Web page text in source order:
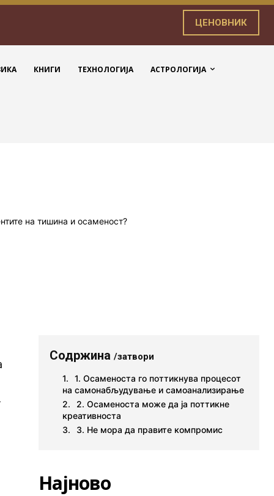
ЦЕНОВНИК
КНИГИ ТЕХНОЛОГИЈА АСТРОЛОГИЈА
Содржина/затвори
1. Осаменоста го поттикнува процесот
на самонабљудување и самоанализирање
2. Осаменоста може да ја поттикне
креативноста
3. Не мора да правите компромис
Најново